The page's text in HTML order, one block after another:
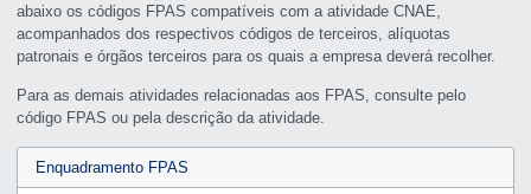
abaixo os códigos FPAS compatíveis com a atividade CNAE,
acompanhados dos respectivos códigos de terceiros, alíquotas
patronais e órgãos terceiros para os quais a empresa deverá recolher.
Para as demais atividades relacionadas aos FPAS, consulte pelo
código FPAS ou pela descrição da atividade.
Enquadramento FPAS